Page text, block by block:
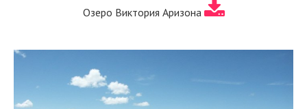
Озеро Виктория Аризона